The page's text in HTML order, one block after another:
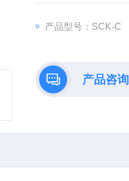
产品型号：SCK-C
产品咨询